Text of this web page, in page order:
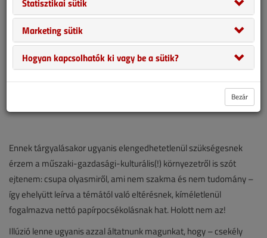
Ennek tárgyalásakor ugyanis elengedhetetlenül szükségesnek
érzem a műszaki-gazdasági-kulturális(!) környezetről is szót
ejtenem: csupa olyasmiről, ami nem szakma és nem tudomány –
így ehelyütt leírva a témától való eltérésnek, kíméletlenül
fogalmazva nettó papírpocsékolásnak hat. Holott nem az!
Illúzió lenne ugyanis azzal áltatnunk magunkat, hogy – csekély
Marketing sütik
Hogyan kapcsolhatók ki vagy be a sütik?
Bezár